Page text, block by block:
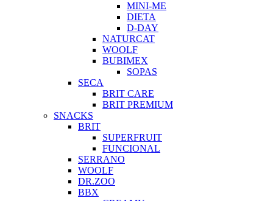
MINI-ME
DIETA
D-DAY
NATURCAT
WOOLF
BUBIMEX
SOPAS
SECA
BRIT CARE
BRIT PREMIUM
SNACKS
BRIT
SUPERFRUIT
FUNCIONAL
SERRANO
WOOLF
DR.ZOO
BBX